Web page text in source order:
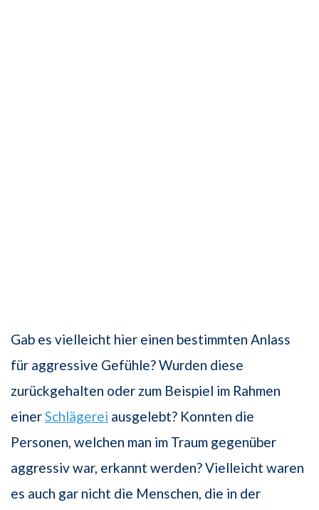
Gab es vielleicht hier einen bestimmten Anlass
für aggressive Gefühle? Wurden diese
zurückgehalten oder zum Beispiel im Rahmen
einerSchlägerei ausgelebt? Konnten die
Personen, welchen man im Traum gegenüber
aggressiv war, erkannt werden? Vielleicht waren
es auch gar nicht die Menschen, die in der